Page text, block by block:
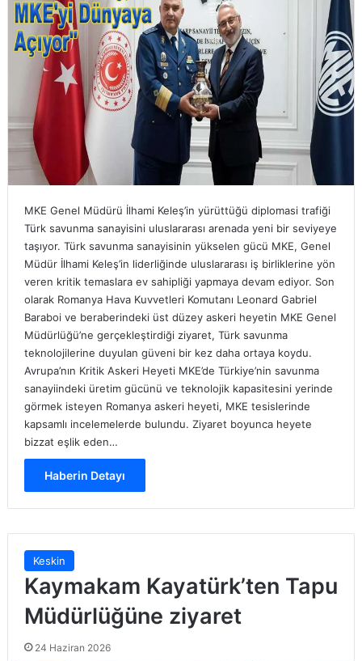
MKE Genel Müdürü İlhami Keleş’in yürüttüğü diplomasi trafiği
Türk savunma sanayisini uluslararası arenada yeni bir seviyeye
taşıyor. Türk savunma sanayisinin yükselen gücü MKE, Genel
Müdür İlhami Keleş’in liderliğinde uluslararası iş birliklerine yön
veren kritik temaslara ev sahipliği yapmaya devam ediyor. Son
olarak Romanya Hava Kuvvetleri Komutanı Leonard Gabriel
Baraboi ve beraberindeki üst düzey askeri heyetin MKE Genel
Müdürlüğü’ne gerçekleştirdiği ziyaret, Türk savunma
teknolojilerine duyulan güveni bir kez daha ortaya koydu.
Avrupa’nın Kritik Askeri Heyeti MKE’de Türkiye’nin savunma
sanayiindeki üretim gücünü ve teknolojik kapasitesini yerinde
görmek isteyen Romanya askeri heyeti, MKE tesislerinde
kapsamlı incelemelerde bulundu. Ziyaret boyunca heyete
bizzat eşlik eden…
Haberin Detayı
Keskin
Kaymakam Kayatürk’ten Tapu
Müdürlüğüne ziyaret
24 Haziran 2026